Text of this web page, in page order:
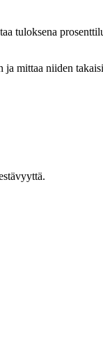
tuloksena
mittaa niiden